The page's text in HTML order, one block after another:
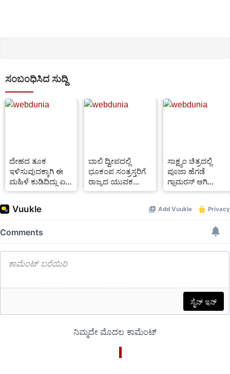
ಸಂಬಂಧಿಸಿದ ಸುದ್ದಿ
ದೇಹದ ತೂಕ
ಇಳಿಸುವುದಕ್ಕಾಗಿ ಈ
ಮಹಿಳೆ ಕುಡಿದಿದ್ದು ಏನು
ಗೊತ್ತಾ? ಕೇಳಿದ್ರೆ ಶಾಕ್
ಬಾಲಿ ದ್ವೀಪದಲ್ಲಿ
ಭೂಕಂಪ ಸಂತ್ರಸ್ತರಿಗೆ
ರಾಜ್ಯದ ಯುವಕ
ನೆರವು
ಸಾಕ್ಷ್ಯಂ ಚಿತ್ರದಲ್ಲಿ
ಪೂಜಾ ಹೆಗಡೆ
ಗ್ಲಾಮರಸ್ ಆಗಿ
ಕಾಣದೇ ಇರುವುದಕ್ಕೆ
ಗೊತ್ತೇ?